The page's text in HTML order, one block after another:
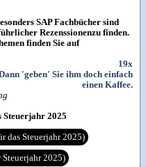
SAP Fachbücher sind
Rezenssionenzu finden.
finden Sie auf
19x
Steuerjahr 2025
das Steuerjahr 2025)
Steuerjahr 2025)